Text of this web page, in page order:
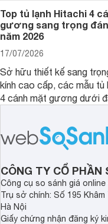
Top tủ lạnh Hitachi 4
gương sang trọng
năm 2026
17/07/2026
Sở hữu thiết kế sang
kính cao cấp, các mẫu tủ
4 cánh mặt gương dưới
công nghệ bảo quản hiện
tốt nhu cầu lưu trữ thực
CÔNG TY CỔ PHẦN
Công cụ so sánh giá
Trụ sở chính: Số 195
Hà Nội
Giấy chứng nhận đăng ký